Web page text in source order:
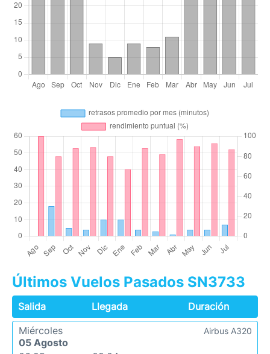
Últimos Vuelos Pasados SN3733
Salida Llegada
Duración
Miércoles
05 Agosto
Airbus A320